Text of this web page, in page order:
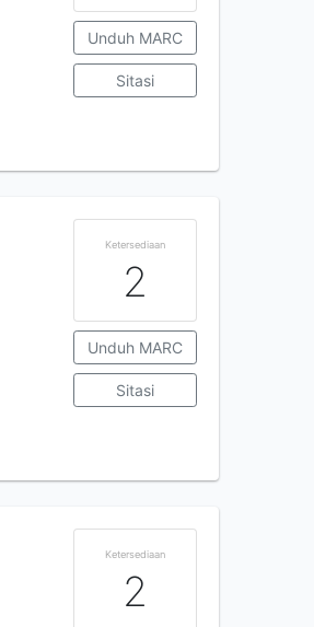
Unduh MARC
Sitasi
Ketersediaan
2
Unduh MARC
Sitasi
Ketersediaan
2